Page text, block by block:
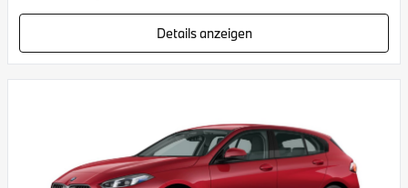
Details anzeigen